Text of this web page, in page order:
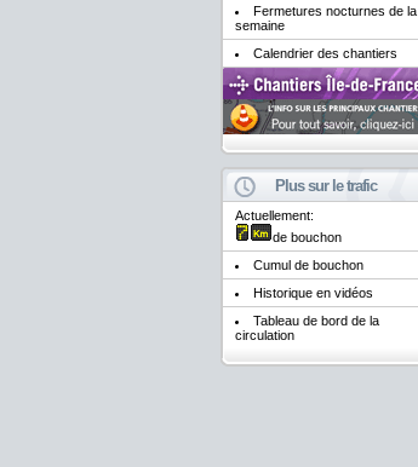
Fermetures nocturnes de la
semaine
Calendrier des chantiers
Plus sur le trafic
Actuellement:
de bouchon
Cumul de bouchon
Historique en vidéos
Tableau de bord de la
circulation